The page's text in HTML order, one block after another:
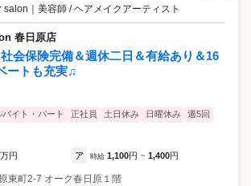
salon 美容師 / ヘアメイクアーティスト
春日原店
社会保険完備＆週休二日＆有給あり＆16
ートも充実♫
バイト・パート 正社員 土日休み 日曜休み
週5回
万円 ア 時給 1,100円 ~ 1,400円
東町2-7 オーク春日原１階